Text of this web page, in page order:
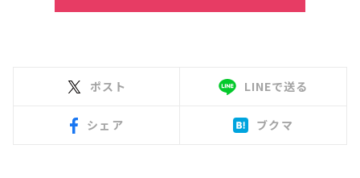
ポスト LINEで送る
シェア ブクマ